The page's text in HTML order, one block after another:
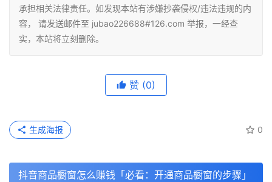
承担相关法律责任。如发现本站有涉嫌抄袭侵权/违法违规的内
容， 请发送邮件至 jubao226688#126.com 举报，一经查
实，本站将立刻删除。
赞 (0)
0
生成海报
抖音商品橱窗怎么赚钱「必看：开通商品橱窗的步骤」